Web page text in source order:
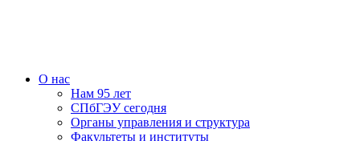
О нас
Нам 95 лет
СПбГЭУ сегодня
Органы управления и структура
Факультеты и институты